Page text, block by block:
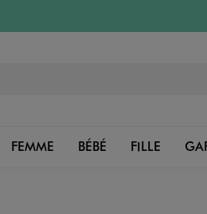
FEMME BÉBÉ FILLE